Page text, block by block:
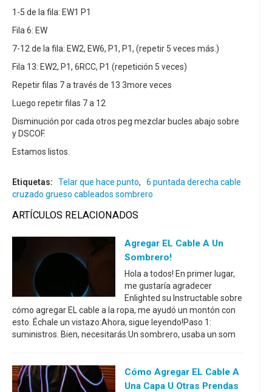
1-5 de la fila: EW1 P1
Fila 6: EW
7-12 de la fila: EW2, EW6, P1, P1, (repetir 5 veces más.)
Fila 13: EW2, P1, 6RCC, P1 (repetición 5 veces)
Repetir filas 7 a través de 13 3more veces
Luego repetir filas 7 a 12
Disminución por cada otros peg mezclar bucles abajo sobre
y DSCOF.
Estamos listos.
Etiquetas: Telar que hace punto,
6 puntada derecha cable
cruzado grueso cableados sombrero
ARTÍCULOS RELACIONADOS
Agregar EL Cable A Un
Sombrero!
Hola a todos! En primer lugar,
me gustaría agradecer
Enlighted su Instructable sobre
cómo agregar EL cable a la ropa, me ayudó un montón con
esto. Échale un vistazo:Ahora, sigue leyendo!Paso 1:
suministros. Bien, necesitarás:Un sombrero, usaba un som
Cómo Agregar EL Cable A
Una Capa U Otras Prendas